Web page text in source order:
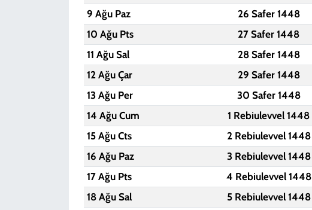
9 Ağu Paz
26 Safer 1448
10 Ağu Pts
27 Safer 1448
11 Ağu Sal
28 Safer 1448
12 Ağu Çar
29 Safer 1448
13 Ağu Per
30 Safer 1448
14 Ağu Cum
1 Rebiulevvel 1448
15 Ağu Cts
2 Rebiulevvel 1448
16 Ağu Paz
3 Rebiulevvel 1448
17 Ağu Pts
4 Rebiulevvel 1448
18 Ağu Sal
5 Rebiulevvel 1448